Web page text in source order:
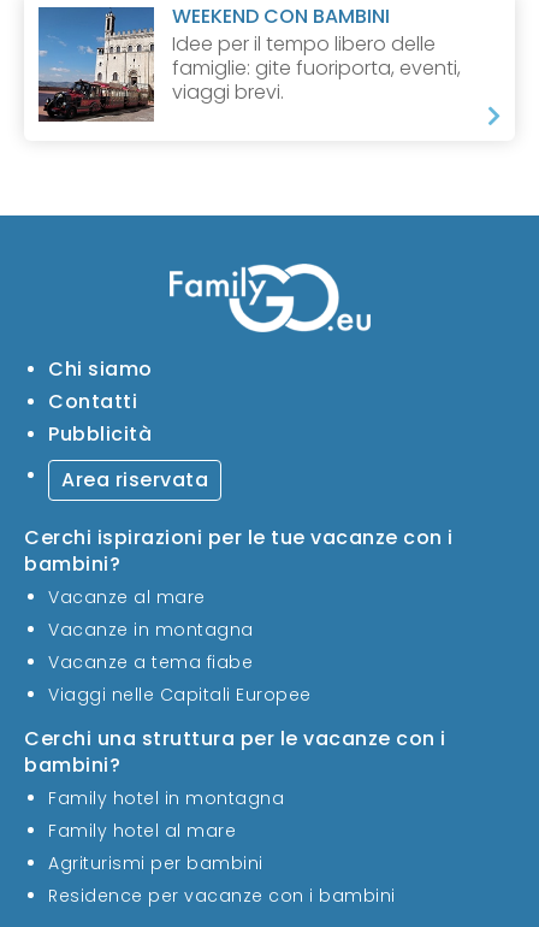
WEEKEND CON BAMBINI
Idee per il tempo libero delle
famiglie: gite fuoriporta, eventi,
viaggi brevi.
Chi siamo
Contatti
Pubblicità
Area riservata
Cerchi ispirazioni per le tue vacanze con i
bambini?
Vacanze al mare
Vacanze in montagna
Vacanze a tema fiabe
Viaggi nelle Capitali Europee
Cerchi una struttura per le vacanze con i
bambini?
Family hotel in montagna
Family hotel al mare
Agriturismi per bambini
Residence per vacanze con i bambini